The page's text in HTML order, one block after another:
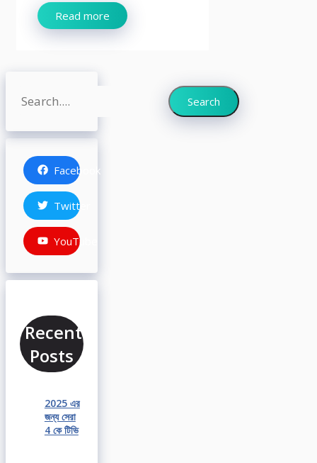
Read more
Search Search
Facebook
Twitter
YouTube
Recent
Posts
2025 এর
জন্য সেরা
4 কে টিভি